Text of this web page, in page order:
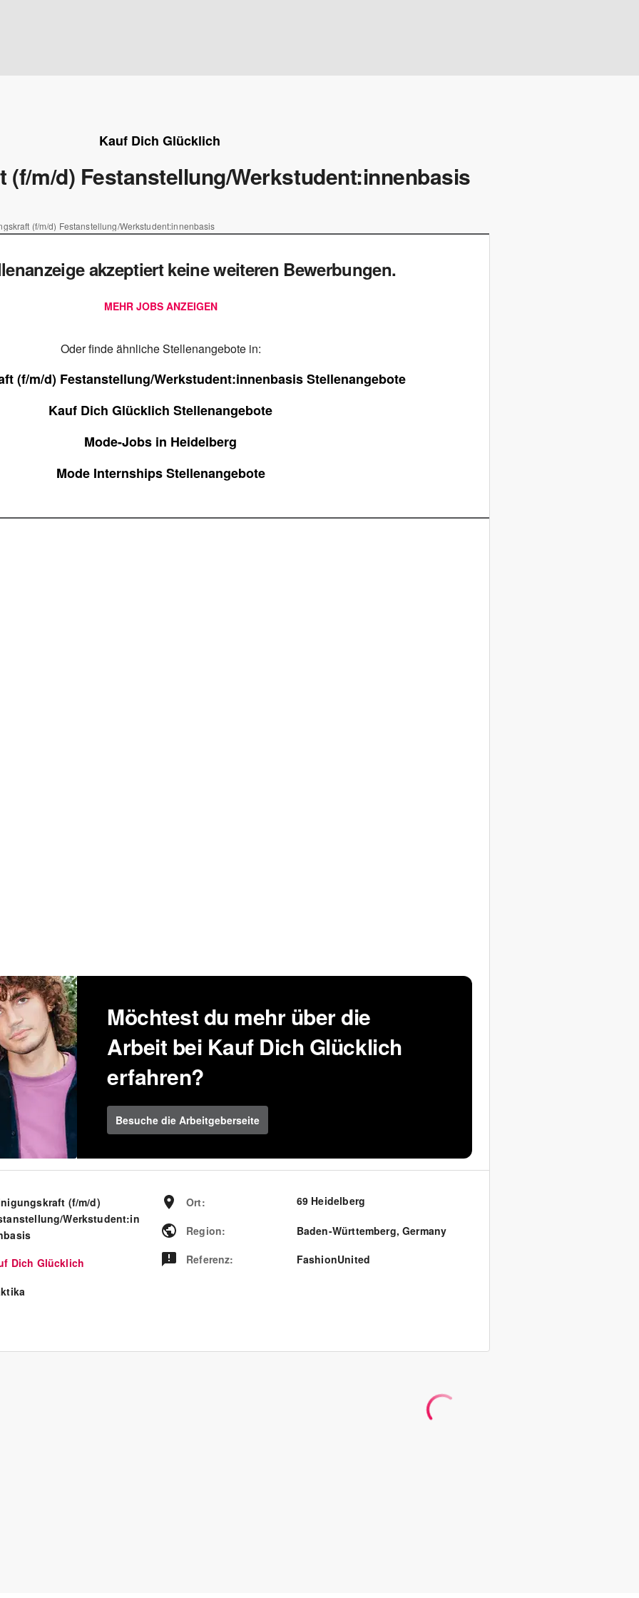
Kauf Dich Glücklich
(f/m/d) Festanstellung/Werkstudent:innenbasis
(f/m/d) Festanstellung/Werkstudent:innenbasis
akzeptiert keine weiteren Bewerbungen.
MEHR JOBS ANZEIGEN
Oder finde ähnliche Stellenangebote in:
(f/m/d) Festanstellung/Werkstudent:innenbasis Stellenangebote
Kauf Dich Glücklich Stellenangebote
Mode-Jobs in Heidelberg
Mode Internships Stellenangebote
Möchtest du mehr über die
Arbeit bei Kauf Dich Glücklich
erfahren?
Besuche die Arbeitgeberseite
(f/m/d)
Werkstudent:in
Dich Glücklich
Ort: 69 Heidelberg
Region: Baden-Württemberg,Germany
Referenz: FashionUnited